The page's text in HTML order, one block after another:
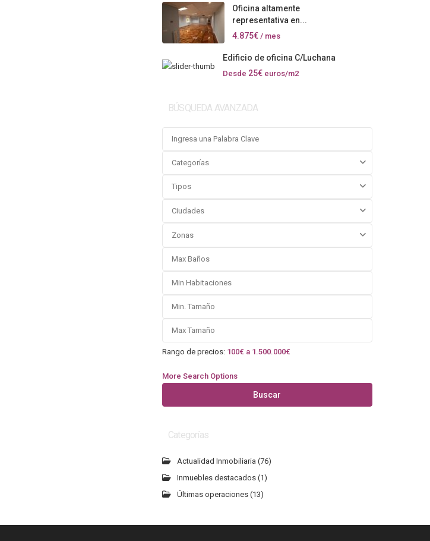
Oficina altamente
representativa en...
4.875€ / mes
Edificio de oficina C/Luchana
Desde 25€ euros/m2
BÚSQUEDA AVANZADA
Categorías
Tipos
Ciudades
Zonas
Rango de precios: 100€ a 1.500.000€
More Search Options
Buscar
Categorías
Actualidad Inmobiliaria (76)
Inmuebles destacados (1)
Últimas operaciones (13)